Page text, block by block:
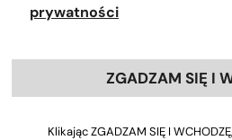
prywatności
ZGADZAM SIĘ I
Klikając ZGADZAM SIĘ I